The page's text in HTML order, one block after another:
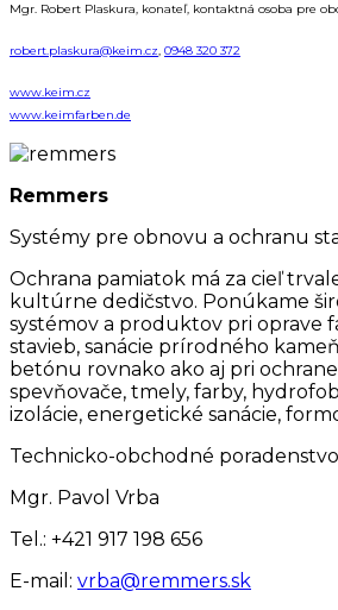
Mgr. Robert Plaskura, konateľ, kontaktná osoba pre
robert.plaskura@keim.cz, 0948 320 372
www.keim.cz
www.keimfarben.de
Remmers
Systémy pre obnovu a ochranu
Ochrana pamiatok má za cieľ
kultúrne dedičstvo. Ponúkame
systémov a produktov pri oprave
stavieb, sanácie prírodného
betónu rovnako ako aj pri ochrane
spevňovače, tmely, farby,
izolácie, energetické sanácie,
Technicko-obchodné
Mgr. Pavol Vrba
Tel.: +421 917 198 656
E-mail: vrba@remmers.sk